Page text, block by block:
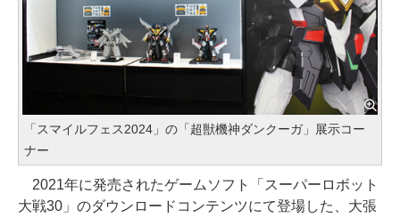
「スマイルフェス2024」の「超獣機神ダンクーガ」展示コー
ナー
2021年に発売されたゲームソフト「スーパーロボット
大戦30」のダウンロードコンテンツにて登場した、大張